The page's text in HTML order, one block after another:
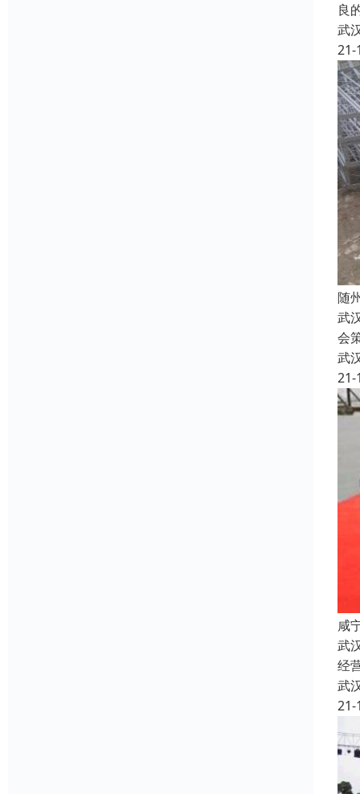
良
武
21-
随
武
会
武
21-
咸
武
经
武
21-